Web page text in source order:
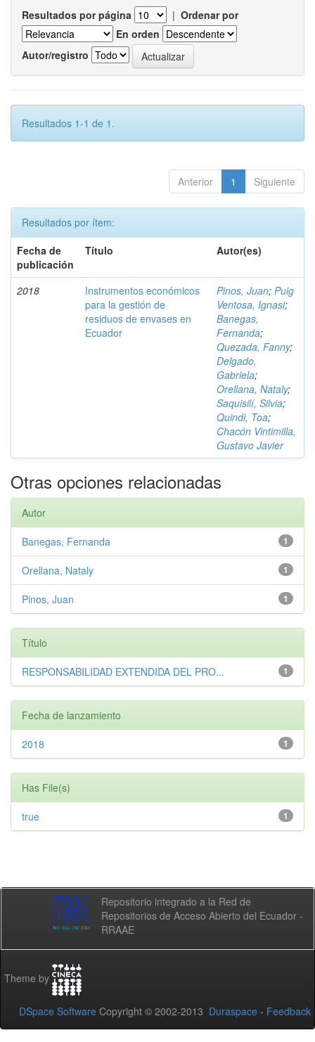
Resultados por página | Ordenar por
En orden
Autor/registro
Resultados 1-1 de 1.
Anterior 1 Siguiente
Resultados por ítem:
Fecha de
publicación
Título Autor(es)
2018
Instrumentos económicos
para la gestión de
residuos de envases en
Ecuador
Pinos, Juan; Puig
Ventosa, Ignasi;
Banegas,
Fernanda;
Quezada, Fanny;
Delgado,
Gabriela;
Orellana, Nataly;
Saquisilí, Silvia;
Quindi, Toa;
Chacón Vintimilla,
Gustavo Javier
Otras opciones relacionadas
Autor
1
Banegas, Fernanda
1
Orellana, Nataly
1
Pinos, Juan
Título
1
RESPONSABILIDAD EXTENDIDA DEL PRO...
Fecha de lanzamiento
1
2018
Has File(s)
1
true
Repositorio integrado a la Red de
Repositorios de Acceso Abierto del Ecuador -
RRAAE
Theme by
DSpace Software Copyright © 2002-2013 Duraspace - Feedback